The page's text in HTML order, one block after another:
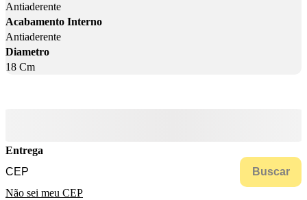
Antiaderente
Acabamento Interno
Antiaderente
Diametro
18 Cm
Entrega
Buscar
Não sei meu CEP